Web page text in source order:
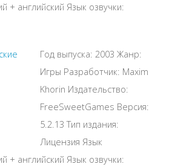
+ английский Язык озвучки:
Год выпуска: 2003 Жанр:
Игры Разработчик: Maxim
Khorin Издательство:
FreeSweetGames Версия:
5.2.13 Тип издания:
Лицензия Язык
+ английский Язык озвучки: